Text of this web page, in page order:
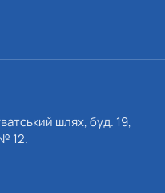
шлях, буд. 19,
12.